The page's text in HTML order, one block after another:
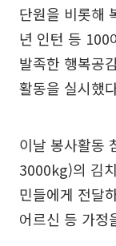
단원을 비롯해
년 인턴 등 100
발족한 행복공
활동을 실시했
이날 봉사활동
3000kg)의 김
민들에게 전달
어르신 등 가정